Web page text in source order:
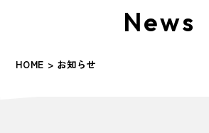
News
HOME > お知らせ